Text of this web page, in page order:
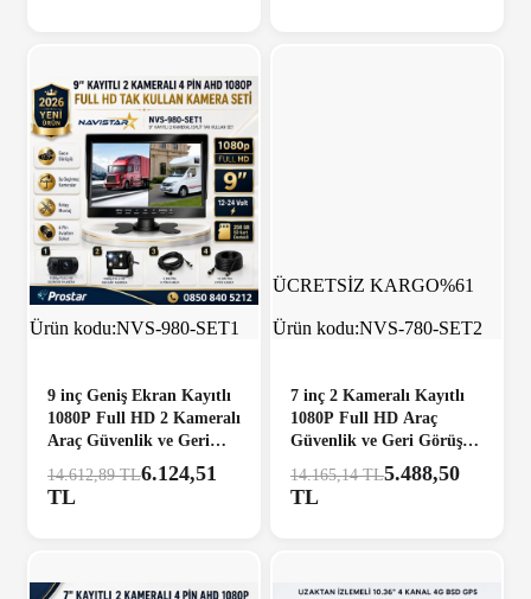
ÜCRETSİZ KARGO%58
Ürün kodu:NVS-980-SET1
9 inç Geniş Ekran Kayıtlı
1080P Full HD 2 Kameralı
Araç Güvenlik ve Geri
Görüş Seti (12-24V)
14.612,89 TL6.124,51
TL
ÜCRETSİZ KARGO%61
Ürün kodu:NVS-780-SET2
7 inç 2 Kameralı Kayıtlı
1080P Full HD Araç
Güvenlik ve Geri Görüş
14.165,14 TL5.488,50
TL